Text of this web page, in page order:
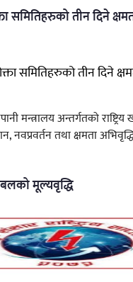
समितिहरुको तीन दिने
मन्त्रालय अन्तर्गतको राष्ट्रिय
तथा क्षमता
मूल्यवृद्धि